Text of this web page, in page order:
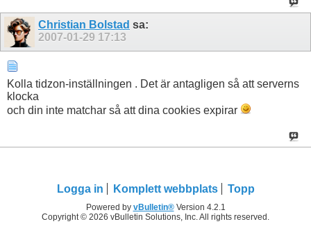
Christian Bolstad sa:
2007-01-29 17:13
Kolla tidzon-inställningen . Det är antagligen så att serverns
klocka
och din inte matchar så att dina cookies expirar
Logga in Komplett webbplats Topp
Powered by vBulletin®Version 4.2.1
Copyright © 2026 vBulletin Solutions, Inc. All rights reserved.